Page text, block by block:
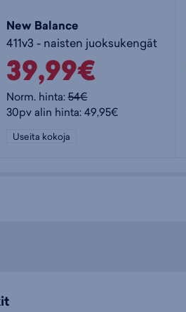
New Balance
411v3 - naisten juoksukengät
39,99€
Norm. hinta:54€
30pv alin hinta: 49,95€
Useita kokoja